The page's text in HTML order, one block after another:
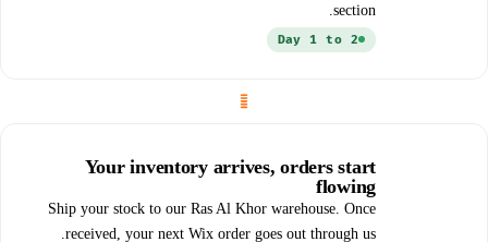
section.
Day 1 to 2
Your inventory arrives, orders start
flowing
Ship your stock to our Ras Al Khor warehouse. Once
received, your next Wix order goes out through us.